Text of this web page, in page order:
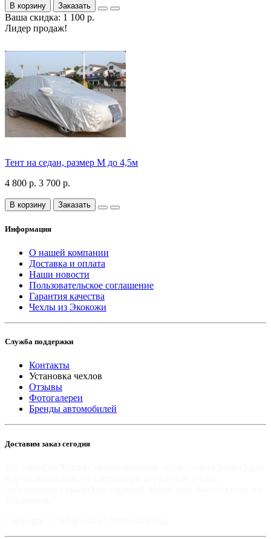
В корзину Заказать
Ваша скидка: 1 100 р.
Лидер продаж!
Тент на седан, размер М до 4,5м
4 800 р. 3 700 р.
В корзину Заказать
Информация
О нашей компании
Доставка и оплата
Наши новости
Пользовательское соглашение
Гарантия качества
Чехлы из Экокожи
Служба поддержки
Контакты
Установка чехлов
Отзывы
Фотогалереи
Бренды автомобилей
Доставим заказ сегодня